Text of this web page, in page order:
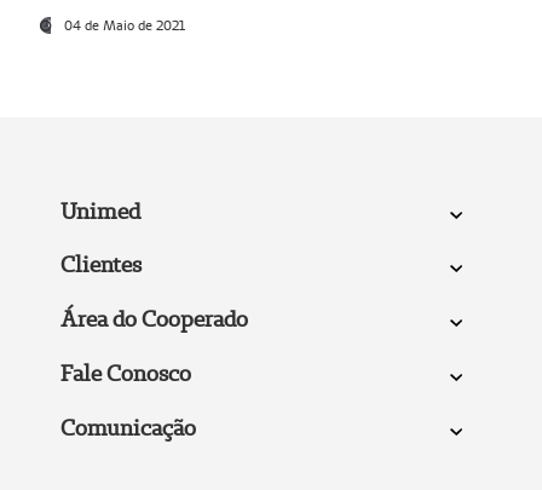
04 de Maio de 2021
Unimed
Clientes
Área do Cooperado
Fale Conosco
Comunicação